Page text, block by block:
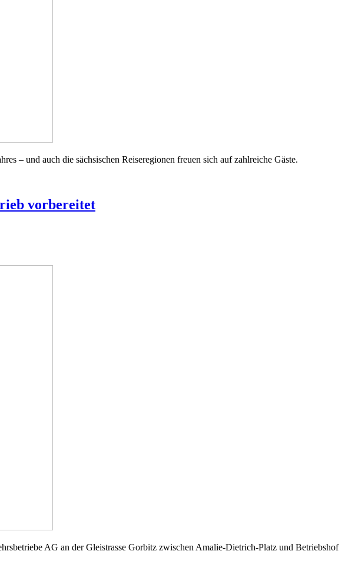
– und auch die sächsischen Reiseregionen freuen sich auf zahlreiche Gäste.
vorbereitet
AG an der Gleistrasse Gorbitz zwischen Amalie-Dietrich-Platz und Betriebshof